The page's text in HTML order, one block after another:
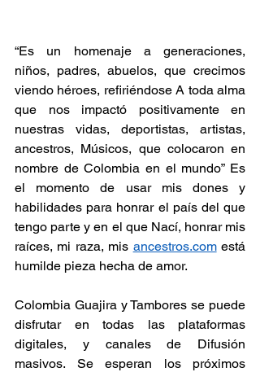
“Es un homenaje a generaciones,
niños, padres, abuelos, que crecimos
viendo héroes, refiriéndose A toda alma
que nos impactó positivamente en
nuestras vidas, deportistas, artistas,
ancestros, Músicos, que colocaron en
nombre de Colombia en el mundo” Es
el momento de usar mis dones y
habilidades para honrar el país del que
tengo parte y en el que Nací, honrar mis
raíces, mi raza, mis ancestros.com está
humilde pieza hecha de amor.
Colombia Guajira y Tambores se puede
disfrutar en todas las plataformas
digitales, y canales de Difusión
masivos. Se esperan los próximos